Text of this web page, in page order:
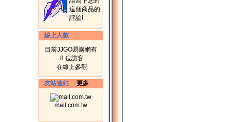
這個商品的
評論!
線上人數
目前JJGO易購網有
8 位訪客
在線上參觀
友站連結 更多
mall.com.tw